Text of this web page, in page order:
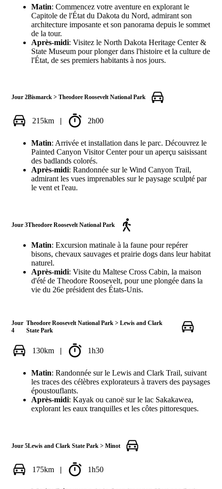
Matin: Commencez votre aventure en explorant le
Capitole de l'État du Dakota du Nord, admirant son
architecture imposante et son panorama depuis le sommet
de la tour.
Après-midi: Visitez le North Dakota Heritage Center &
State Museum pour plonger dans l'histoire et la culture de
l'État, de ses premiers habitants à nos jours.
Jour 2Bismarck > Theodore Roosevelt National Park
215km 2h00
Matin: Arrivée et installation dans le parc. Découvrez le
Painted Canyon Visitor Center pour un aperçu saisissant
des badlands colorés.
Après-midi: Randonnée sur le Wind Canyon Trail,
admirant les vues imprenables sur le paysage sculpté par
le vent et l'eau.
Jour 3Theodore Roosevelt National Park
Matin: Excursion matinale à la faune pour repérer
bisons, chevaux sauvages et prairie dogs dans leur habitat
naturel.
Après-midi: Visite du Maltese Cross Cabin, la maison
d'été de Theodore Roosevelt, pour une plongée dans la
vie du 26e président des États-Unis.
Jour
4
Theodore Roosevelt National Park > Lewis and Clark
State Park
130km | 1h30
Matin: Randonnée sur le Lewis and Clark Trail, suivant
les traces des célèbres explorateurs à travers des paysages
époustouflants.
Après-midi: Kayak ou canoë sur le lac Sakakawea,
explorant les eaux tranquilles et les côtes pittoresques.
Jour 5Lewis and Clark State Park > Minot
175km | 1h50